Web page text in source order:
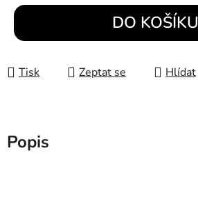
Měrná cena:
DO KOŠÍKU
Tisk Zeptat se Hlídat
Popis